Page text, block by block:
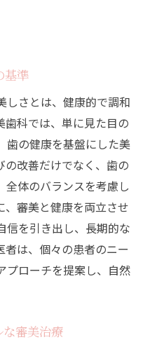
基準
しさとは、健康的で調和
歯科では、単に見た目の
歯の健康を基盤にした美
の改善だけでなく、歯の
全体のバランスを考慮し
、審美と健康を両立させ
信を引き出し、長期的な
は、個々の患者のニー
プローチを提案し、自然
審美治療